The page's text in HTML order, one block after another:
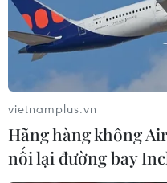
vietnamplus.vn
Hãng hàng không
nối lại đường bay